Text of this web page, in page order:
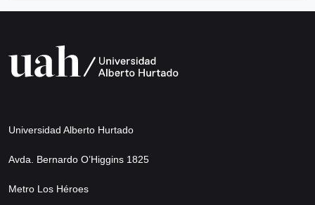
Universidad Alberto Hurtado
Avda. Bernardo O’Higgins 1825
Metro Los Héroes